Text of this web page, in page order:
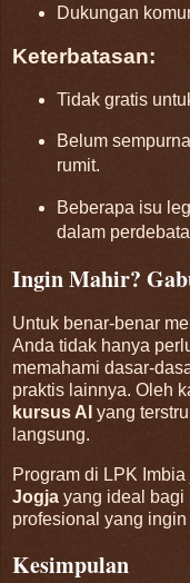
Dukungan
Keterbatasan:
Tidak gratis
Belum
rumit.
Beberapa isu
dalam
Ingin Mahir?
Untuk benar-benar
Anda tidak hanya
memahami dasar-
praktis lainnya. Oleh
kursus AI yang
langsung.
Program di LPK
Jogja yang ideal bagi
profesional yang
Kesimpulan